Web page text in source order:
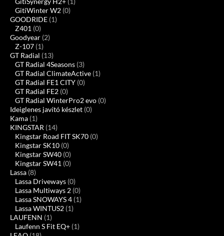
GitiWinter W2 (0)
GOODRIDE (1)
Z401 (0)
Goodyear (2)
Z-107 (1)
GT Radial (13)
GT Radial 4Seasons (3)
GT Radial ClimateActive (1)
GT Radial FE1 CITY (0)
GT Radial FE2 (0)
GT Radial WinterPro2 evo (0)
Ideiglenes javító készlet (0)
Kama (1)
KINGSTAR (14)
Kingstar Road FIT SK70 (0)
Kingstar SK10 (0)
Kingstar SW40 (0)
Kingstar SW41 (0)
Lassa (8)
Lassa Driveways (0)
Lassa Multiways 2 (0)
Lassa SNOWAYS 4 (1)
Lassa WINTUS2 (1)
LAUFENN (1)
Laufenn S Fit EQ+ (1)